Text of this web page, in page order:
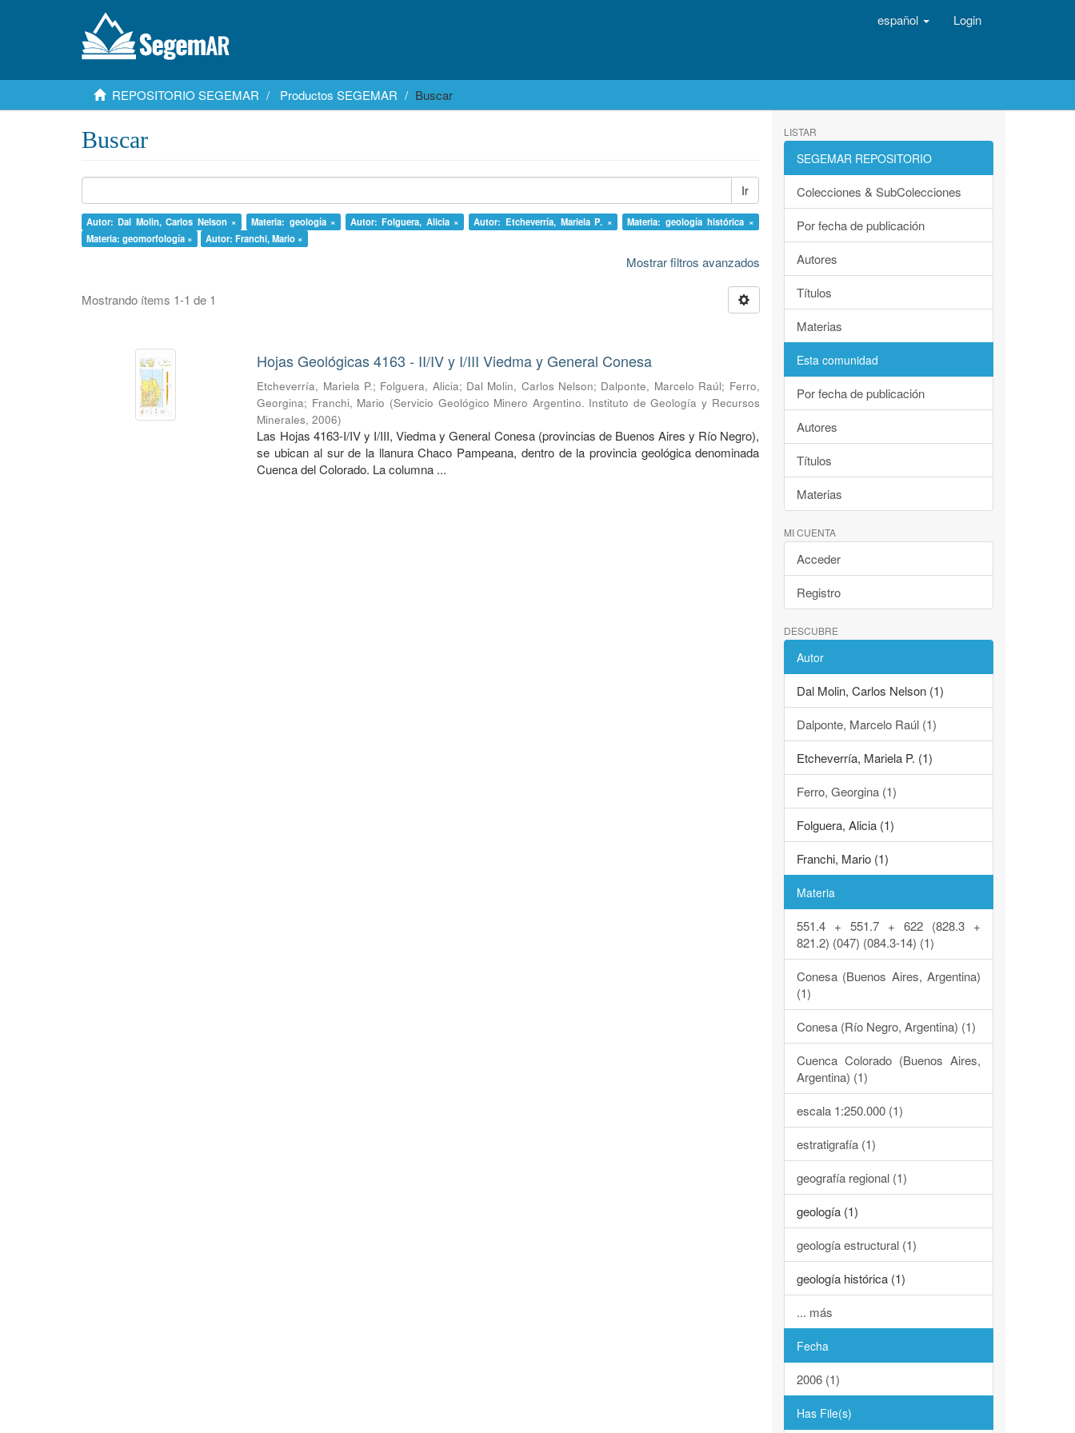
español Login
REPOSITORIO SEGEMAR Productos SEGEMAR Buscar
Buscar
Ir
Autor: Dal Molin, Carlos Nelson × Materia: geología × Autor: Folguera, Alicia × Autor: Etcheverría, Mariela P. ×
Materia: geología histórica ×
Materia: geomorfología ×
Autor: Franchi, Mario ×
Mostrar filtros avanzados
Mostrando ítems 1-1 de 1
Hojas Geológicas 4163 - II/IV y I/III Viedma y General Conesa
Etcheverría, Mariela P.; Folguera, Alicia; Dal Molin, Carlos Nelson; Dalponte, Marcelo Raúl; Ferro,
Georgina; Franchi, Mario (Servicio Geológico Minero Argentino. Instituto de Geología y Recursos
Minerales,2006)
Las Hojas 4163-I/IV y I/III, Viedma y General Conesa (provincias de Buenos Aires y Río Negro),
se ubican al sur de la llanura Chaco Pampeana, dentro de la provincia geológica denominada
Cuenca del Colorado. La columna ...
LISTAR
SEGEMAR REPOSITORIO
Colecciones & SubColecciones
Por fecha de publicación
Autores
Títulos
Materias
Esta comunidad
Por fecha de publicación
Autores
Títulos
Materias
MI CUENTA
Acceder
Registro
DESCUBRE
Autor
Dal Molin, Carlos Nelson (1)
Dalponte, Marcelo Raúl (1)
Etcheverría, Mariela P. (1)
Ferro, Georgina (1)
Folguera, Alicia (1)
Franchi, Mario (1)
Materia
551.4 + 551.7 + 622 (828.3 +
821.2) (047) (084.3-14) (1)
Conesa (Buenos Aires, Argentina)
(1)
Conesa (Río Negro, Argentina) (1)
Cuenca Colorado (Buenos Aires,
Argentina) (1)
escala 1:250.000 (1)
estratigrafía (1)
geografía regional (1)
geología (1)
geología estructural (1)
geología histórica (1)
... más
Fecha
2006 (1)
Has File(s)